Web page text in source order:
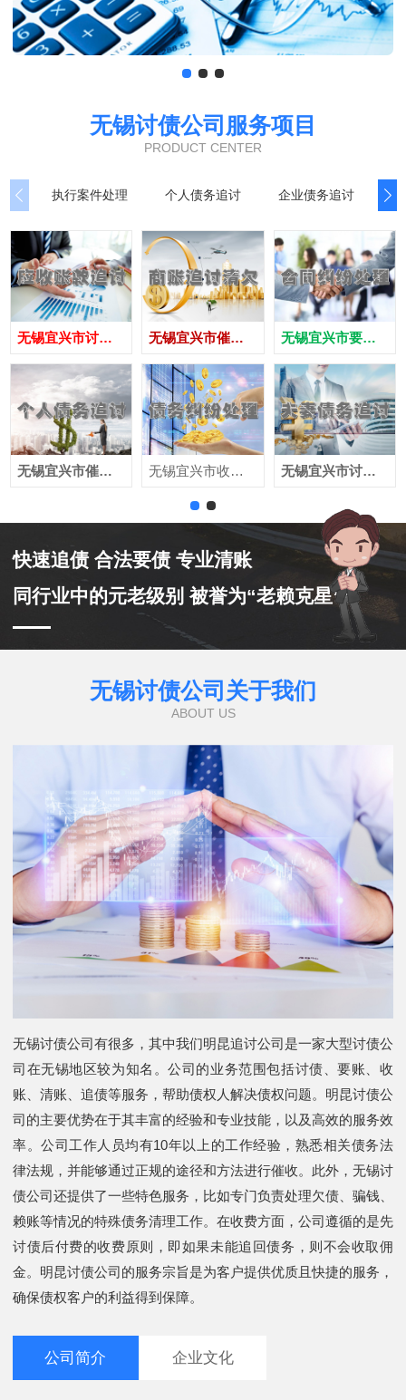
无锡讨债公司服务项目
PRODUCT CENTER
执行案件处理 个人债务追讨 企业债务追讨
无锡‌宜兴市讨债公司
无锡‌宜兴市催收公司
无锡‌宜兴市催债公司
无锡‌宜兴市收账公司
无锡‌宜兴市要账公司
无锡‌宜兴市讨账公司
快速追债 合法要债 专业清账
同行业中的元老级别 被誉为“老赖克星”
无锡讨债公司关于我们
ABOUT US
无锡讨债公司有很多，其中我们明昆追讨公司是一家大型讨债公
司在无锡地区较为知名。公司的业务范围包括讨债、要账、收
账、清账、追债等服务，帮助债权人解决债权问题。明昆讨债公
司的主要优势在于其丰富的经验和专业技能，以及高效的服务效
率。公司工作人员均有10年以上的工作经验，熟悉相关债务法
律法规，并能够通过正规的途径和方法进行催收。此外，无锡讨
债公司还提供了一些特色服务，比如专门负责处理欠债、骗钱、
赖账等情况的特殊债务清理工作。在收费方面，公司遵循的是先
讨债后付费的收费原则，即如果未能追回债务，则不会收取佣
金。明昆讨债公司的服务宗旨是为客户提供优质且快捷的服务，
确保债权客户的利益得到保障。
公司简介 企业文化